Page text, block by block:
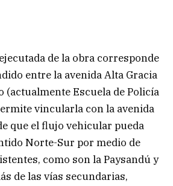
de la obra corresponde
entre la avenida Alta Gracia
(actualmente Escuela de Policía
vincularla con la avenida
que el flujo vehicular pueda
Norte-Sur por medio de
como son la Paysandú y
de las vías secundarias,